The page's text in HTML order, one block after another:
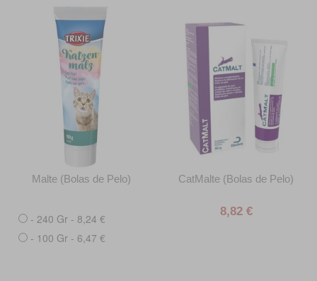
Malte (Bolas de Pelo)
- 240 Gr - 8,24 €
- 100 Gr - 6,47 €
CatMalte (Bolas de Pelo)
8,82 €